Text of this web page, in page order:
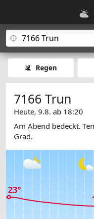
Regen
7166 Trun
Heute, 9.8. ab 18:20
Am Abend bedeckt.
Grad.